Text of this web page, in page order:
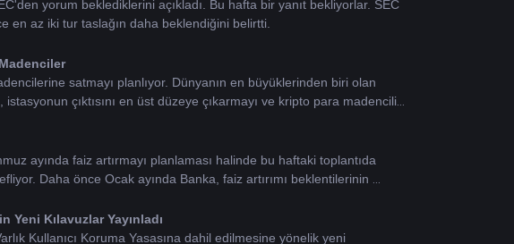
yorum beklediklerini açıkladı. Bu hafta bir yanıt bekliyorlar. SEC
en az iki tur taslağın daha beklendiğini belirtti.
satmayı planlıyor. Dünyanın en büyüklerinden biri olan
çıktısını en üst düzeye çıkarmayı ve kripto para madenciliği
ayında faiz artırmayı planlaması halinde bu haftaki toplantıda
Daha önce Ocak ayında Banka, faiz artırımı beklentilerinin
Yeni Kılavuzlar Yayınladı
Kullanıcı Koruma Yasasına dahil edilmesine yönelik yeni